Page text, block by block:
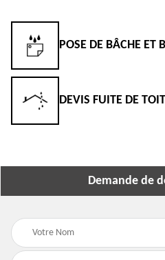
POSE DE BÂCHE ET
DEVIS FUITE DE
Demande de